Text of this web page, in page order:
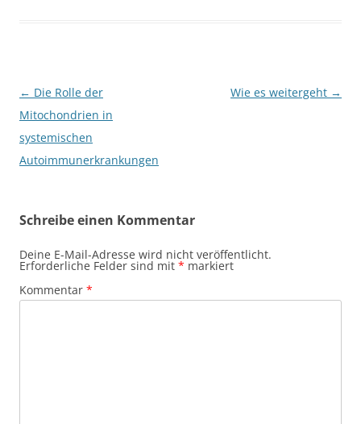
Beitragsnavigation
← Die Rolle der
Mitochondrien in
systemischen
Autoimmunerkrankungen
Wie es weitergeht →
Schreibe einen Kommentar
Deine E-Mail-Adresse wird nicht veröffentlicht.
Erforderliche Felder sind mit * markiert
Kommentar *